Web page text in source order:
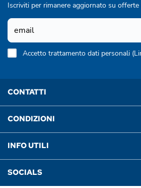
Iscriviti per rimanere aggiornato su offerte
Accetto trattamento dati personali (
CONTATTI
CONDIZIONI
INFO UTILI
SOCIALS